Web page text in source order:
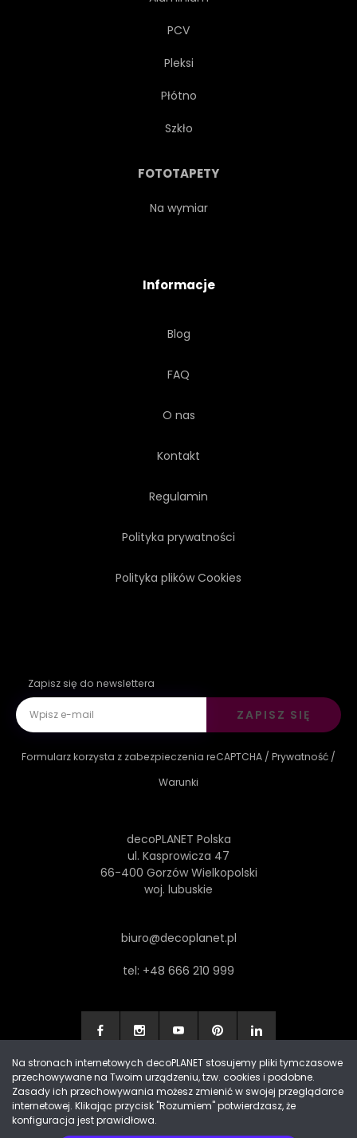
PCV
Pleksi
Płótno
Szkło
FOTOTAPETY
Na wymiar
Informacje
Blog
FAQ
O nas
Kontakt
Regulamin
Polityka prywatności
Polityka plików Cookies
Zapisz się do newslettera
ZAPISZ SIĘ
Formularz korzysta z zabezpieczenia reCAPTCHA / Prywatność /
Warunki
decoPLANET Polska
ul. Kasprowicza 47
66-400 Gorzów Wielkopolski
woj. lubuskie
biuro@decoplanet.pl
tel: +48 666 210 999
Made with by Progres Media & decoPLANET
Na stronach internetowych decoPLANET stosujemy pliki tymczasowe
przechowywane na Twoim urządzeniu, tzw. cookies i podobne.
Zasady ich przechowywania możesz zmienić w swojej przeglądarce
internetowej. Klikając przycisk "Rozumiem" potwierdzasz, że
konfiguracja jest prawidłowa.